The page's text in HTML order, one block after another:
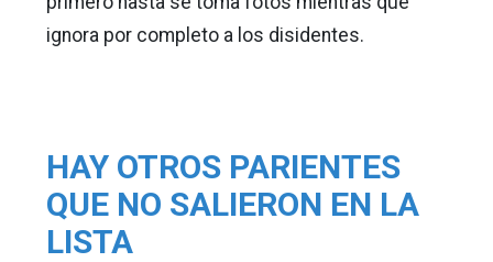
ignora por completo a los disidentes.
HAY OTROS PARIENTES
QUE NO SALIERON EN LA
LISTA